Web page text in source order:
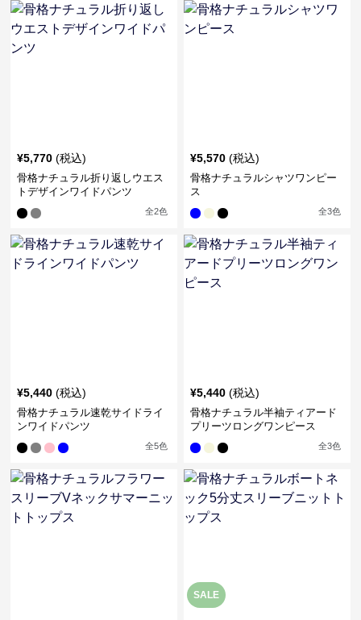
¥5,770 (税込)
骨格ナチュラル折り返しウエス
トデザインワイドパンツ
全2色
¥5,570 (税込)
骨格ナチュラルシャツワンピー
ス
全3色
¥5,440 (税込)
骨格ナチュラル速乾サイドライ
ンワイドパンツ
全5色
¥5,440 (税込)
骨格ナチュラル半袖ティアード
プリーツロングワンピース
全3色
SALE